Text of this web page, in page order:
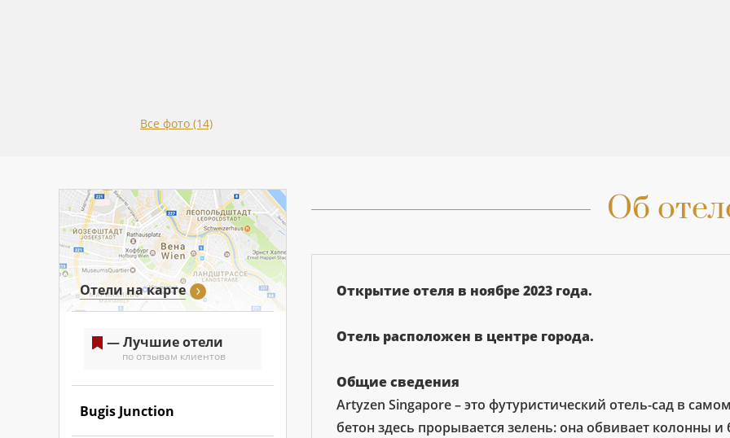
Все фото (14)
Отели на карте
— Лучшие отели
по отзывам клиентов
Bugis Junction
Об
Открытие отеля в ноябре 2023 года.
Отель расположен в центре города.
Общие сведения
Artyzen Singapore – это футуристический отель-сад в
бетон здесь прорывается зелень: она обвивает колонны